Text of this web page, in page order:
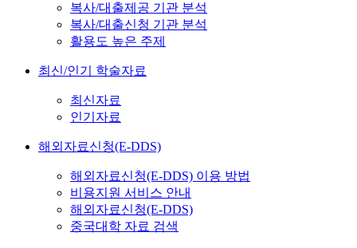
복사/대출제공 기관 분석
복사/대출신청 기관 분석
활용도 높은 주제
최신/인기 학술자료
최신자료
인기자료
해외자료신청(E-DDS)
해외자료신청(E-DDS) 이용 방법
비용지원 서비스 안내
해외자료신청(E-DDS)
중국대학 자료 검색